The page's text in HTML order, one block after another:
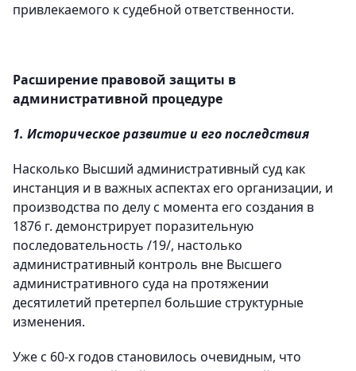
привлекаемого к судебной ответственности.
Расширение правовой защиты в
административной процедуре
1. Историческое развитие и его последствия
Насколько Высший административный суд как
инстанция и в важных аспектах его организации, и
производства по делу с момента его создания в
1876 г. демонстрирует поразительную
последовательность /19/, настолько
административный контроль вне Высшего
административного суда на протяжении
десятилетий претерпел большие структурные
изменения.
Уже с 60-х годов становилось очевидным, что